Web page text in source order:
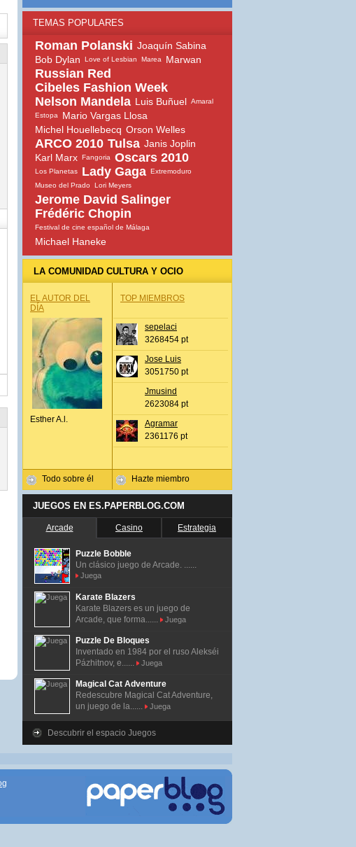
TEMAS POPULARES
Roman Polanski Joaquín Sabina
Bob Dylan
Love of Lesbian Marea Marwan
Russian Red
Cibeles Fashion Week
Nelson Mandela Luis Buñuel Amaral
Estopa
Mario Vargas Llosa
Michel Houellebecq Orson Welles
ARCO 2010 Tulsa Janis Joplin
Karl Marx Fangoria Oscars 2010
Los Planetas Lady Gaga Extremoduro
Museo del Prado
Lori Meyers
Jerome David Salinger
Frédéric Chopin
Festival de cine español de Málaga
Michael Haneke
LA COMUNIDAD CULTURA Y OCIO
EL AUTOR DEL
DÍA
Esther A.l.
Todo sobre él
TOP MIEMBROS
sepelaci
3268454 pt
Jose Luis
3051750 pt
Jmusind
2623084 pt
Agramar
2361176 pt
Hazte miembro
JUEGOS EN ES.PAPERBLOG.COM
Arcade Casino Estrategia
Puzzle Bobble
Un clásico juego de Arcade. ......
Juega
Karate Blazers
Karate Blazers es un juego de
Arcade, que forma......
Juega
Puzzle De Bloques
Inventado en 1984 por el ruso Alekséi
Pázhitnov, e......
Juega
Magical Cat Adventure
Redescubre Magical Cat Adventure,
un juego de la......
Juega
Descubrir el espacio Juegos